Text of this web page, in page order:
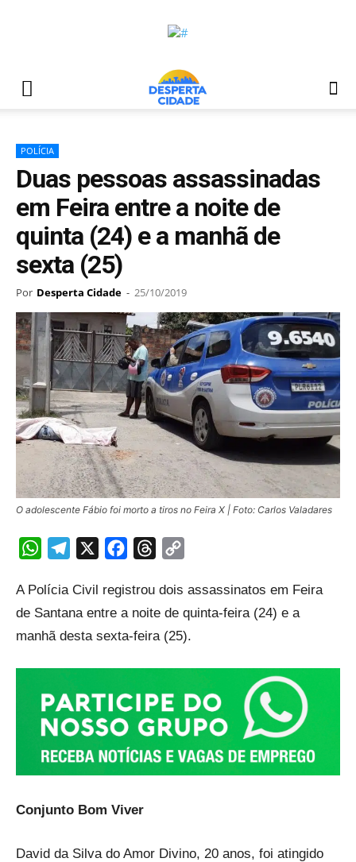
POLÍCIA
Duas pessoas assassinadas
em Feira entre a noite de
quinta (24) e a manhã de
sexta (25)
Por Desperta Cidade - 25/10/2019
O adolescente Fábio foi morto a tiros no Feira X | Foto: Carlos Valadares
WhatsAppTelegram FacebookThreads
A Polícia Civil registrou dois assassinatos em Feira
de Santana entre a noite de quinta-feira (24) e a
manhã desta sexta-feira (25).
Conjunto Bom Viver
David da Silva do Amor Divino, 20 anos, foi atingido